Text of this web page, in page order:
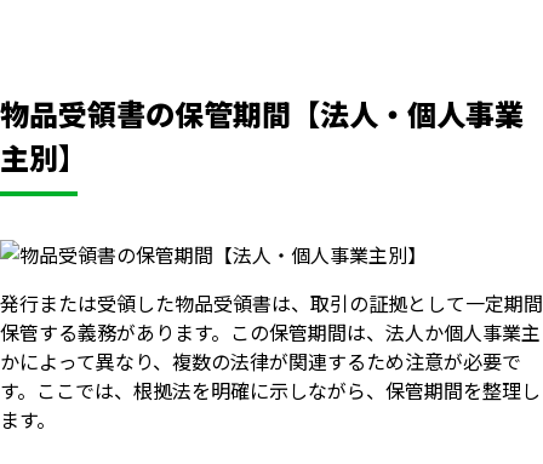
物品受領書の保管期間【法人・個人事業
主別】
発行または受領した物品受領書は、取引の証拠として一定期間
保管する義務があります。この保管期間は、法人か個人事業主
かによって異なり、複数の法律が関連するため注意が必要で
す。ここでは、根拠法を明確に示しながら、保管期間を整理し
ます。